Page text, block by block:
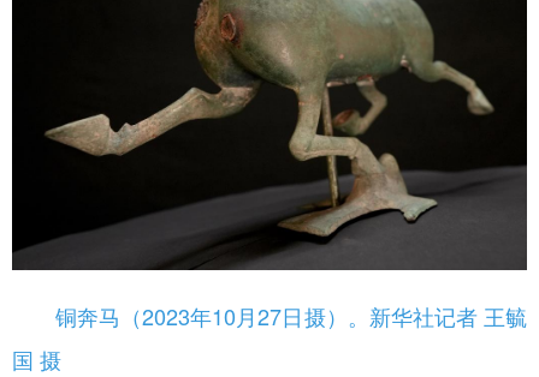
铜奔马（2023年10月27日摄）。新华社记者 王毓
国 摄